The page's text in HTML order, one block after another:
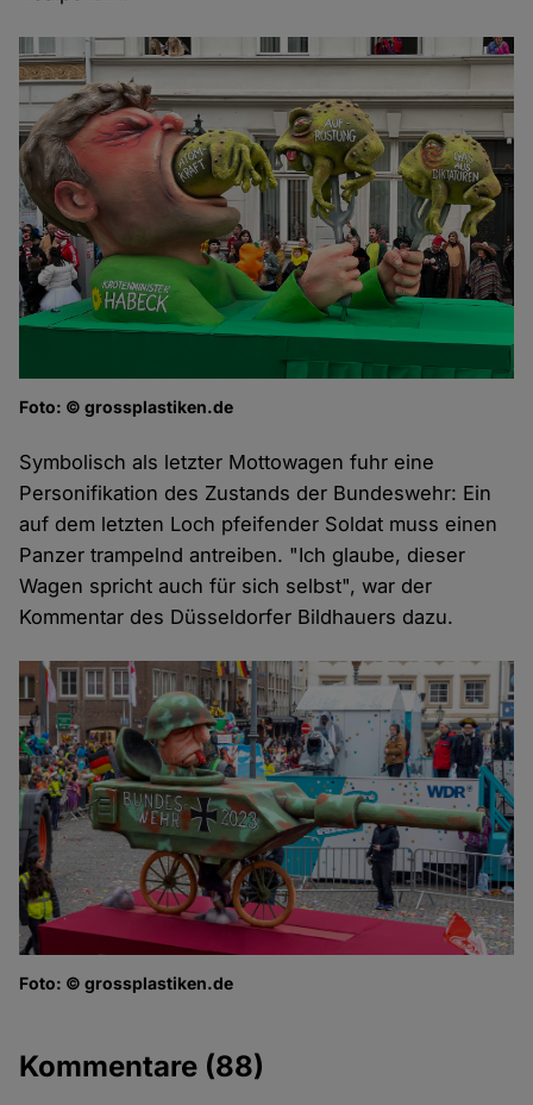
Foto: © grossplastiken.de
Symbolisch als letzter Mottowagen fuhr eine
Personifikation des Zustands der Bundeswehr: Ein
auf dem letzten Loch pfeifender Soldat muss einen
Panzer trampelnd antreiben. "Ich glaube, dieser
Wagen spricht auch für sich selbst", war der
Kommentar des Düsseldorfer Bildhauers dazu.
Foto: © grossplastiken.de
Kommentare (88)